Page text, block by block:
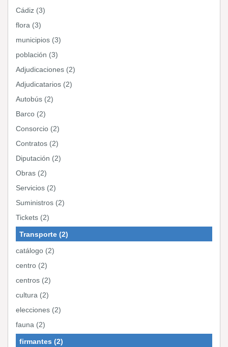
Cádiz (3)
flora (3)
municipios (3)
población (3)
Adjudicaciones (2)
Adjudicatarios (2)
Autobús (2)
Barco (2)
Consorcio (2)
Contratos (2)
Diputación (2)
Obras (2)
Servicios (2)
Suministros (2)
Tickets (2)
Transporte (2)
catálogo (2)
centro (2)
centros (2)
cultura (2)
elecciones (2)
fauna (2)
firmantes (2)